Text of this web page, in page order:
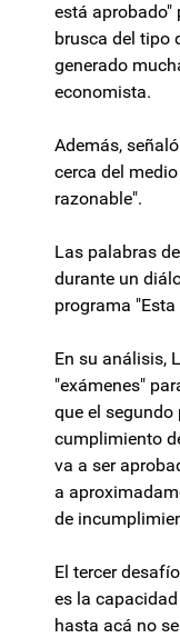
está aprobado"
brusca del tipo
generado
economista.
Además,
cerca del
razonable".
Las palabras
durante un
programa
En su análisis,
"exámenes"
que el segundo
cumplimiento
va a ser
a
de
El tercer
es la
hasta acá no